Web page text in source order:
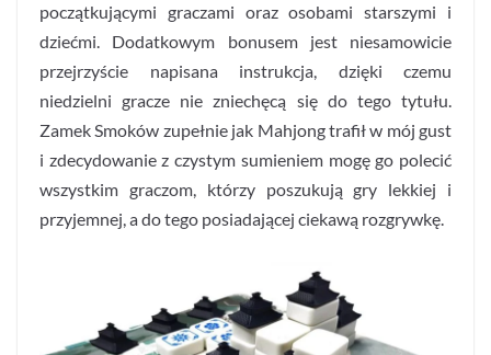
początkującymi graczami oraz osobami starszymi i
dziećmi. Dodatkowym bonusem jest niesamowicie
przejrzyście napisana instrukcja, dzięki czemu
niedzielni gracze nie zniechęcą się do tego tytułu.
Zamek Smoków zupełnie jak Mahjong trafił w mój gust
i zdecydowanie z czystym sumieniem mogę go polecić
wszystkim graczom, którzy poszukują gry lekkiej i
przyjemnej, a do tego posiadającej ciekawą rozgrywkę.